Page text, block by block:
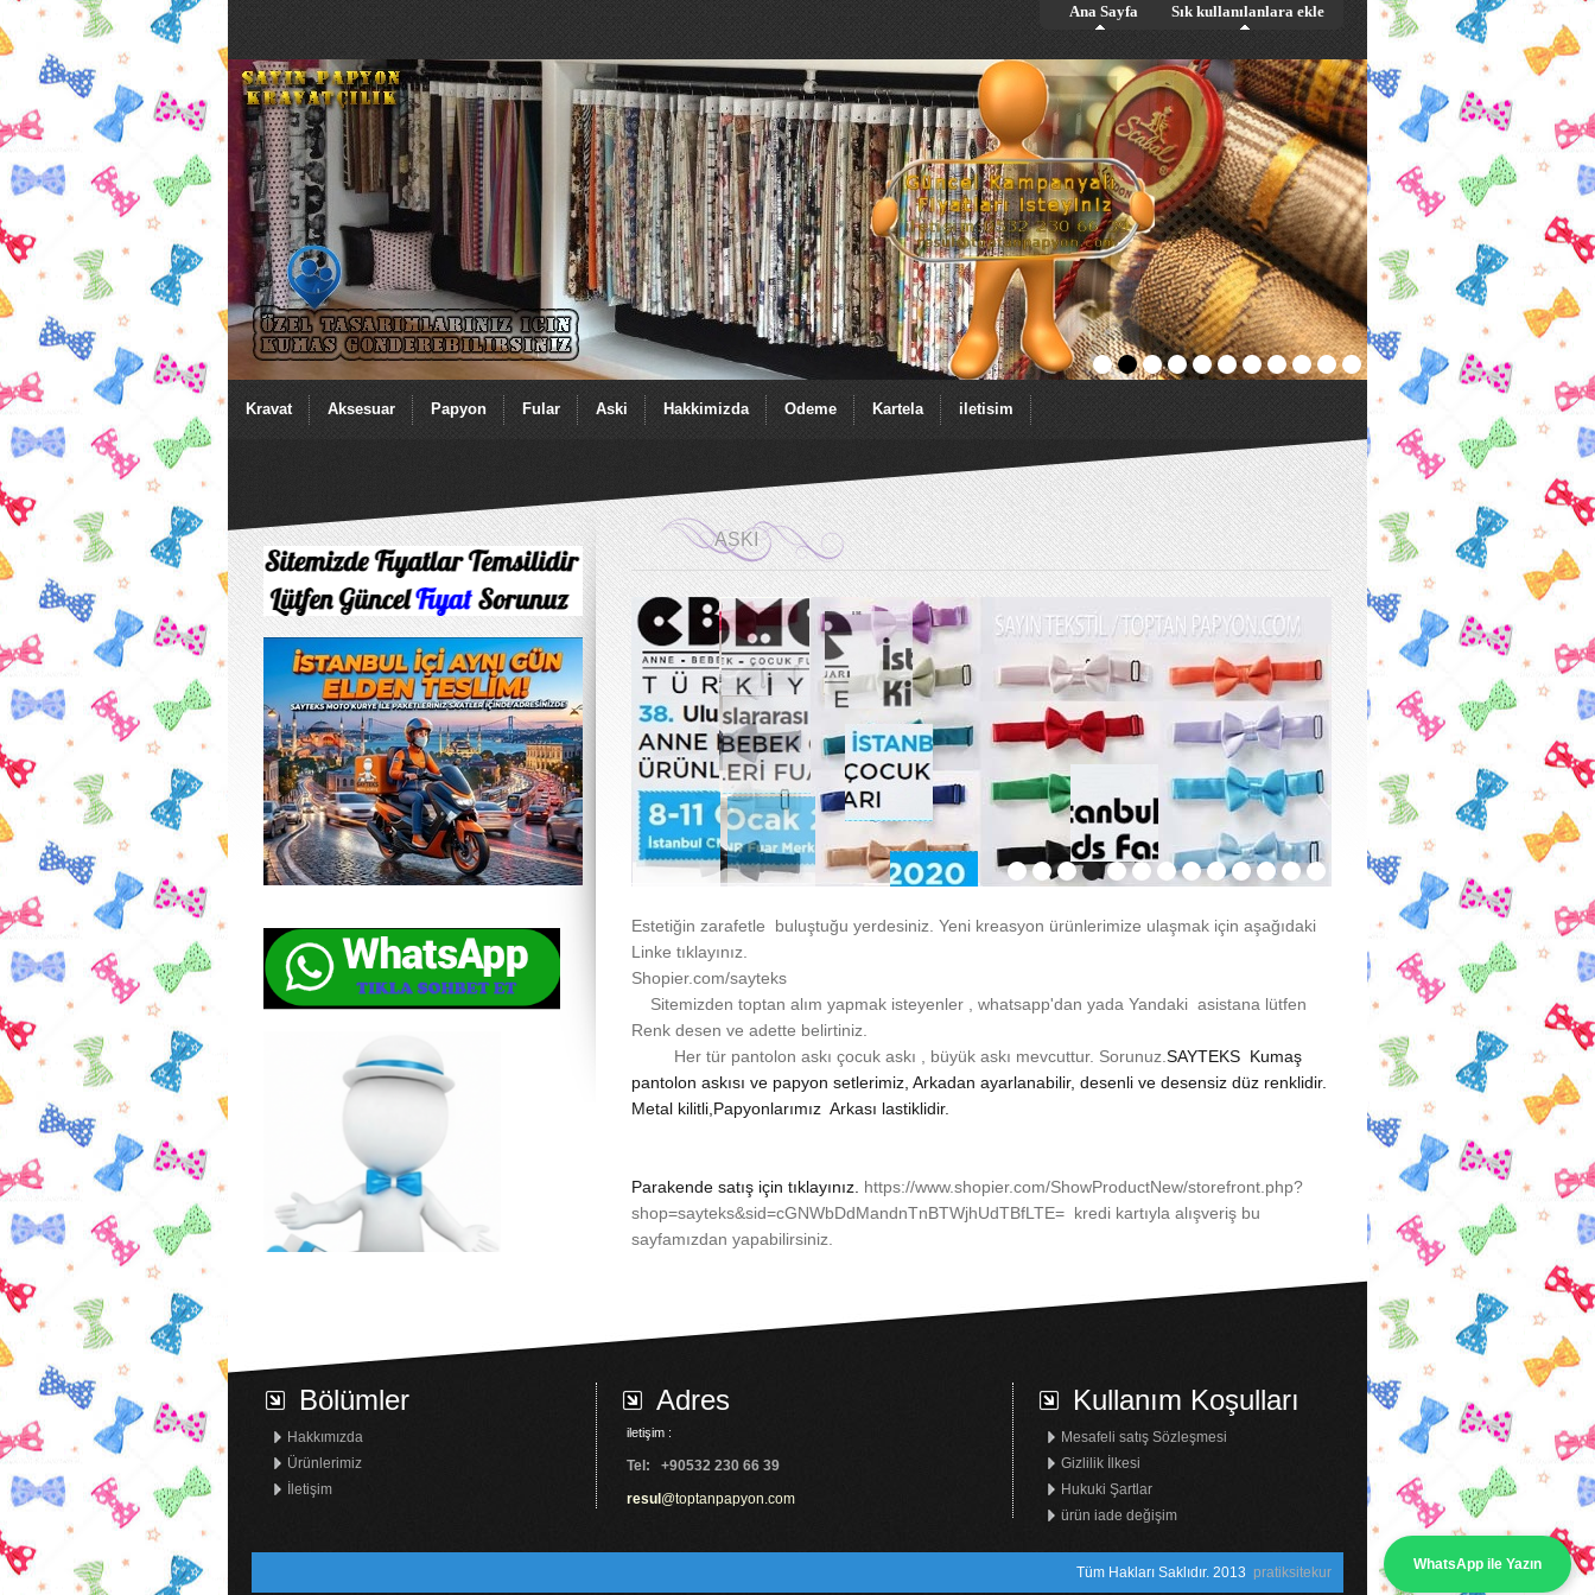
Ana Sayfa Sık kullanılanlara ekle
Kravat Aksesuar Papyon Fular Aski Hakkimizda Odeme Kartela iletisim
DARK
En (cm):
WhatsApp ile Yazın
ASKI
Estetiğin zarafetle buluştuğu yerdesiniz. Yeni kreasyon ürünlerimize ulaşmak için aşağıdaki
Linke tıklayınız.
Shopier.com/sayteks
Sitemizden toptan alım yapmak isteyenler , whatsapp'dan yada Yandaki asistana lütfen
Renk desen ve adette belirtiniz.
Her tür pantolon askı çocuk askı , büyük askı mevcuttur. Sorunuz. SAYTEKS Kumaş
pantolon askısı ve papyon setlerimiz, Arkadan ayarlanabilir, desenli ve desensiz düz renklidir.
Metal kilitli,Papyonlarımız Arkası lastiklidir.
Parakende satış için tıklayınız. https://www.shopier.com/ShowProductNew/storefront.php?
shop=sayteks&sid=cGNWbDdMandnTnBTWjhUdTBfLTE= kredi kartıyla alışveriş bu
sayfamızdan yapabilirsiniz.
Bölümler
Hakkımızda
Ürünlerimiz
İletişim
Adres
iletişim :
Tel: +90532 230 66 39
resul @toptanpapyon.com
Kullanım Koşulları
Mesafeli satış Sözleşmesi
Gizlilik İlkesi
Hukuki Şartlar
ürün iade değişim
Tüm Hakları Saklıdır. 2013 pratiksitekur